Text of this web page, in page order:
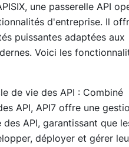
une passerelle API
d'entreprise. Il
puissantes adaptées aux
Voici les
de vie des API : Combiné
API, API7 offre une
API, garantissant que
déployer et gérer